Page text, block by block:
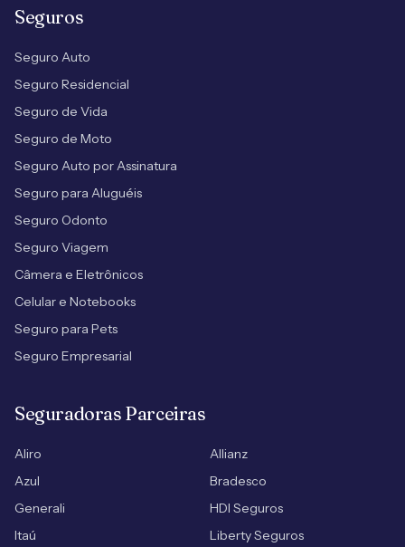
Seguros
Seguro Auto
Seguro Residencial
Seguro de Vida
Seguro de Moto
Seguro Auto por Assinatura
Seguro para Aluguéis
Seguro Odonto
Seguro Viagem
Câmera e Eletrônicos
Celular e Notebooks
Seguro para Pets
Seguro Empresarial
Seguradoras Parceiras
Aliro
Allianz
Azul
Bradesco
Generali
HDI Seguros
Itaú
Liberty Seguros